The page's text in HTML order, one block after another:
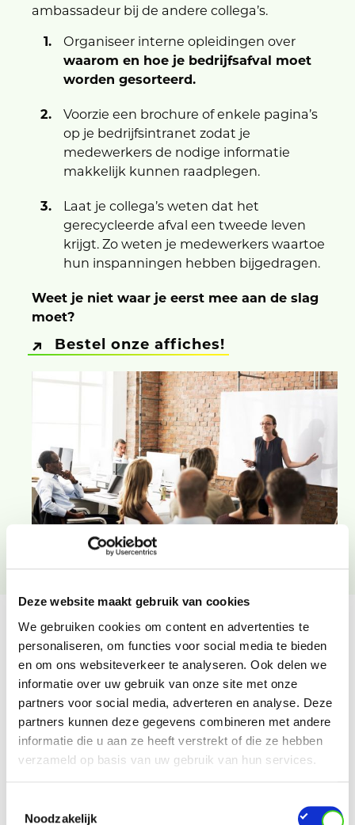
Deze website maakt gebruik van cookies
We gebruiken cookies om content en advertenties te
personaliseren, om functies voor social media te bieden
en om ons websiteverkeer te analyseren. Ook delen we
informatie over uw gebruik van onze site met onze
partners voor social media, adverteren en analyse. Deze
partners kunnen deze gegevens combineren met andere
informatie die u aan ze heeft verstrekt of die ze hebben
verzameld op basis van uw gebruik van hun services.
Noodzakelijk
ambassadeur bij de andere collega’s.
Organiseer interne opleidingen over
waarom en hoe je bedrijfsafval moet
worden gesorteerd.
Voorzie een brochure of enkele pagina’s
op je bedrijfsintranet zodat je
medewerkers de nodige informatie
makkelijk kunnen raadplegen.
Laat je collega’s weten dat het
gerecycleerde afval een tweede leven
krijgt. Zo weten je medewerkers waartoe
hun inspanningen hebben bijgedragen.
Weet je niet waar je eerst mee aan de slag
moet?
Bestel onze affiches!
Vereenvoudig de sortering
Als je bij de systematische afvalsortering actief
betrokken medewerkers wilt, maak het hen dan
zo makkelijk mogelijk. Anders gezegd, zorg ervoor
dat sorteren eenvoudig en op een natuurlijke
manier gebeurt.